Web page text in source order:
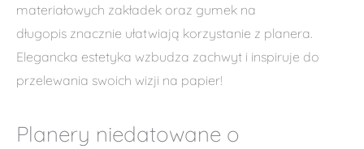
materiałowych zakładek oraz gumek na
długopis znacznie ułatwiają korzystanie z planera.
Elegancka estetyka wzbudza zachwyt i inspiruje do
przelewania swoich wizji na papier!
Planery niedatowane o